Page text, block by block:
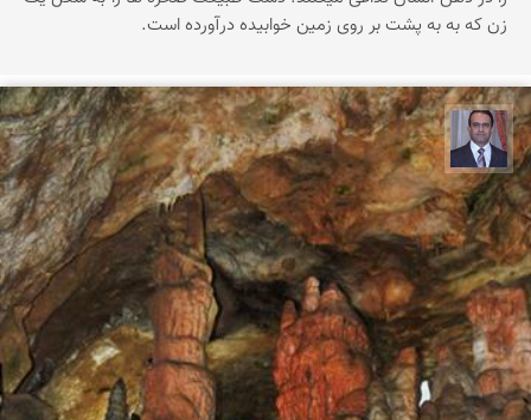
زن که به به پشت بر روی زمین خوابیده درآورده است.
نادر چقاجردی